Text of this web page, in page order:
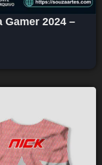
Gamer 2024 –